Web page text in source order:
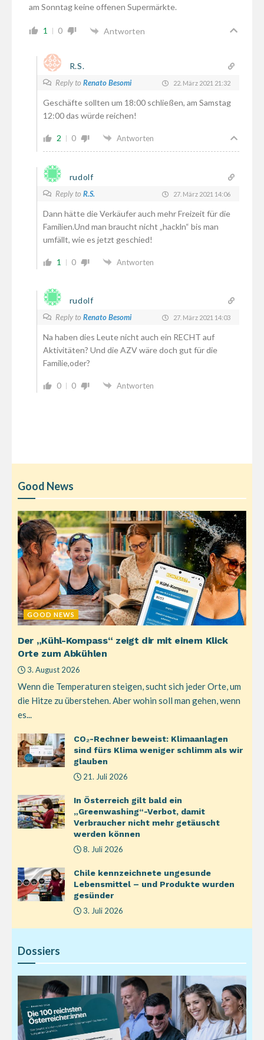
am Sonntag keine offenen Supermärkte.
1 0 Antworten
R.S.
Reply to Renato Besomi 22. März 2021 21:32
Geschäfte sollten um 18:00 schließen, am Samstag
12:00 das würde reichen!
2 0 Antworten
rudolf
Reply to R.S. 27. März 2021 14:06
Dann hätte die Verkäufer auch mehr Freizeit für die
Familien.Und man braucht nicht „hackln“ bis man
umfällt, wie es jetzt geschied!
1 0 Antworten
rudolf
Reply to Renato Besomi 27. März 2021 14:03
Na haben dies Leute nicht auch ein RECHT auf
Aktivitäten? Und die AZV wäre doch gut für die
Familie,oder?
0 0 Antworten
Good News
GOOD NEWS
Der „Kühl-Kompass“ zeigt dir mit einem Klick
Orte zum Abkühlen
3. August 2026
Wenn die Temperaturen steigen, sucht sich jeder Orte, um
die Hitze zu überstehen. Aber wohin soll man gehen, wenn
es...
CO₂-Rechner beweist: Klimaanlagen
sind fürs Klima weniger schlimm als wir
glauben
21. Juli 2026
In Österreich gilt bald ein
„Greenwashing“-Verbot, damit
Verbraucher nicht mehr getäuscht
werden können
8. Juli 2026
Chile kennzeichnete ungesunde
Lebensmittel – und Produkte wurden
gesünder
3. Juli 2026
Dossiers